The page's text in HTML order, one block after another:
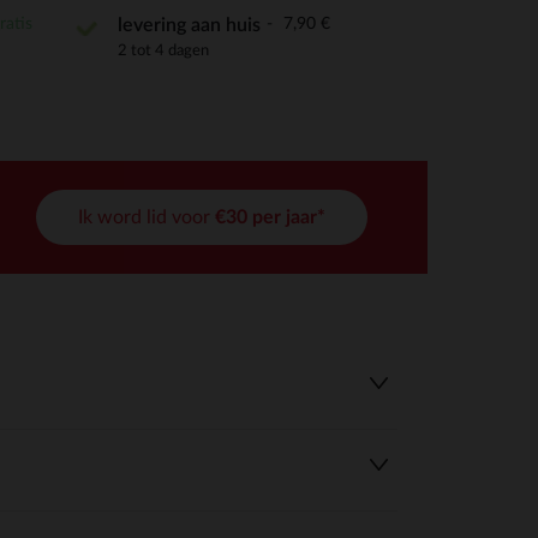
aan te passen en te beheren, en zorgt ervoor dat aan
levering aan huis 7,90 €
2 tot 4 dagen
Ik word lid voor €30 per jaar*